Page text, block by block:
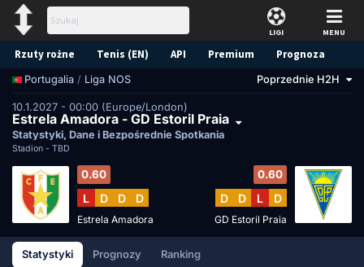
LIGI MENU
Rzuty rożne Tenis (EN) API Premium Prognoza
Portugalia / Liga NOS Poprzednie H2H
10.1.2027 - 00:00 (Europe/London)
Estrela Amadora - GD Estoril Praia
Statystyki, Dane i Bezpośrednie Spotkania
Stadion - TBD
0.60
L D D D
Estrela Amadora
0.60
D D L D
GD Estoril Praia
Statystyki Prognozy Ranking